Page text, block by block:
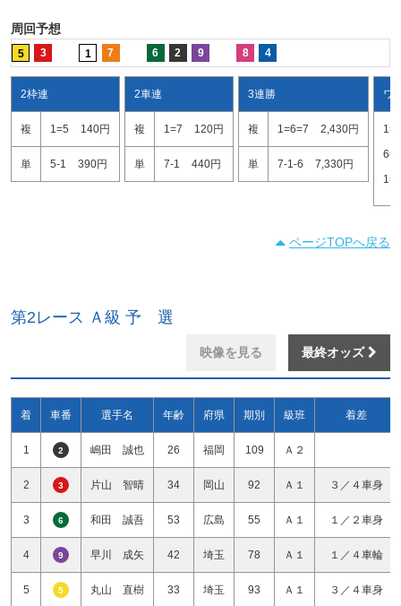
周回予想
5 3 1 7 6 2 9 8 4
2枠連
複 1=5 140円
単 5-1 390円
2車連
複 1=7 120円
単 7-1 440円
3連勝
複 1=6=7 2,430円
単 7-1-6 7,330円
ワ
ページTOPへ戻る
第2レース Ａ級 予 選
映像を見る 最終オッズ
着 車番 選手名 年齢 府県 期別 級班 着差
1 2 嶋田 誠也 26 福岡 109 Ａ２
2 3 片山 智晴 34 岡山 92 Ａ１ ３／４車身
3 6 和田 誠吾 53 広島 55 Ａ１ １／２車身
4 9 早川 成矢 42 埼玉 78 Ａ１ １／４車輪
5 5 丸山 直樹 33 埼玉 93 Ａ１ ３／４車身